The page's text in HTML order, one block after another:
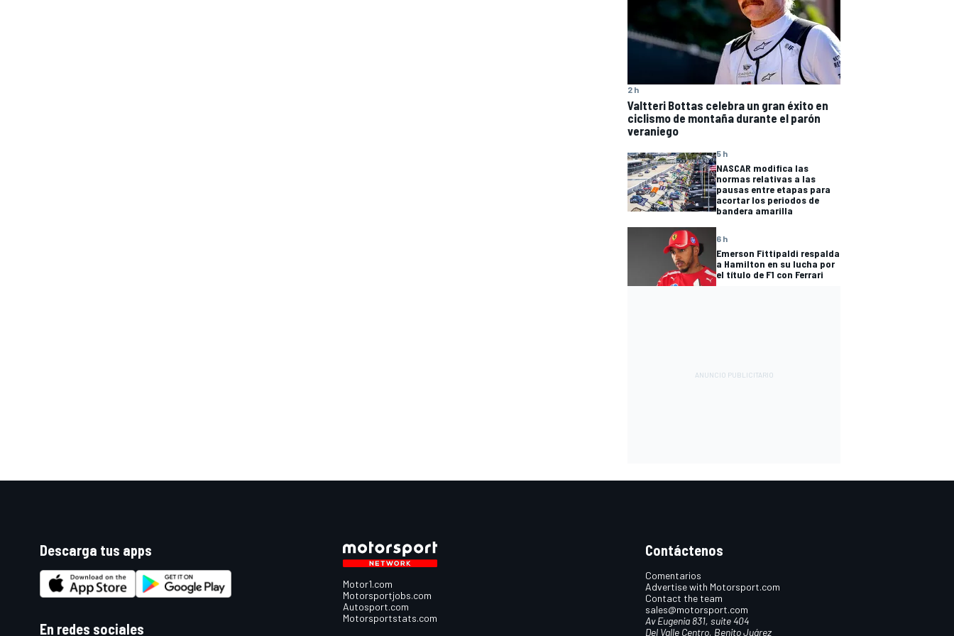
2 h
Valtteri Bottas celebra un gran éxito en
ciclismo de montaña durante el parón
veraniego
5 h
NASCAR modifica las
normas relativas a las
pausas entre etapas para
acortar los periodos de
bandera amarilla
6 h
Emerson Fittipaldi respalda
a Hamilton en su lucha por
el título de F1 con Ferrari
Descarga tus apps
En redes sociales
Motor1.com
Motorsportjobs.com
Autosport.com
Motorsportstats.com
Contáctenos
Comentarios
Advertise with Motorsport.com
Contact the team
sales@motorsport.com
Av Eugenia 831, suite 404
Del Valle Centro, Benito Juárez